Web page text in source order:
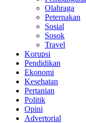
Olahraga
Peternakan
Sosial
Sosok
Travel
Korupsi
Pendidikan
Ekonomi
Kesehatan
Pertanian
Politik
Opini
Advertorial